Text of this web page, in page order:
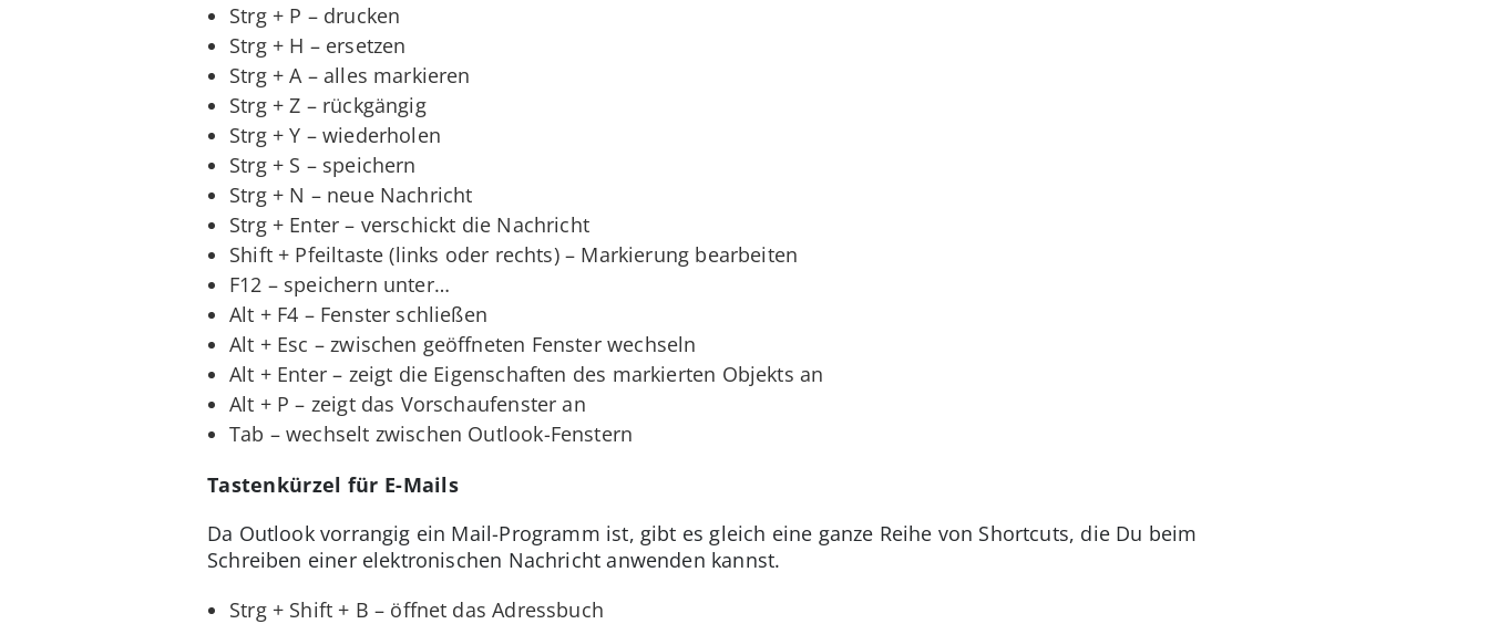
Strg + P – drucken
Strg + H – ersetzen
Strg + A – alles markieren
Strg + Z – rückgängig
Strg + Y – wiederholen
Strg + S – speichern
Strg + N – neue Nachricht
Strg + Enter – verschickt die Nachricht
Shift + Pfeiltaste (links oder rechts) – Markierung bearbeiten
F12 – speichern unter…
Alt + F4 – Fenster schließen
Alt + Esc – zwischen geöffneten Fenster wechseln
Alt + Enter – zeigt die Eigenschaften des markierten Objekts an
Alt + P – zeigt das Vorschaufenster an
Tab – wechselt zwischen Outlook-Fenstern
Tastenkürzel für E-Mails
Da Outlook vorrangig ein Mail-Programm ist, gibt es gleich eine ganze Reihe von Shortcuts, die Du beim
Schreiben einer elektronischen Nachricht anwenden kannst.
Strg + Shift + B – öffnet das Adressbuch